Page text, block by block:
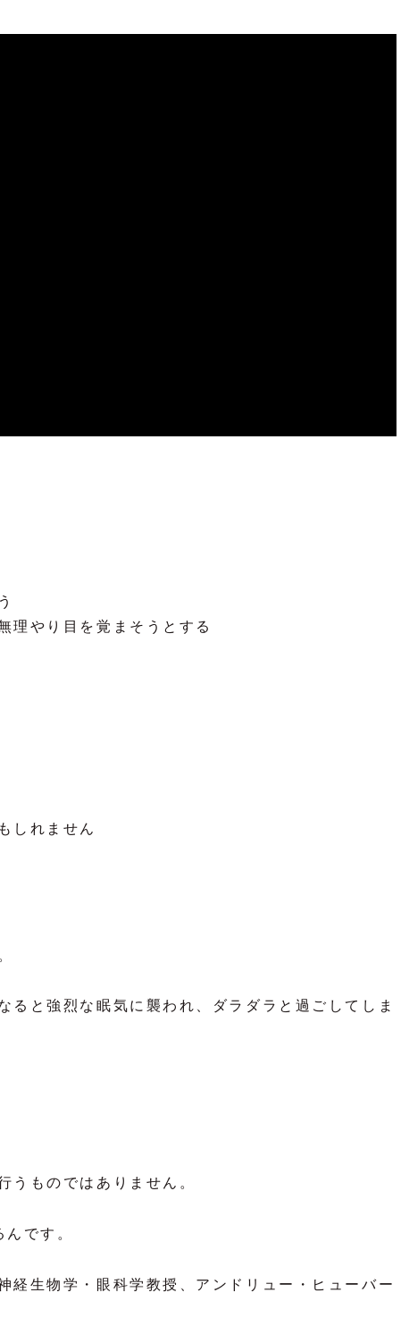
理やり目を覚まそうとする
しれません
ると強烈な眠気に襲われ、ダラダラと過ごしてしま
うものではありません。
です。
経生物学・眼科学教授、アンドリュー・ヒューバー